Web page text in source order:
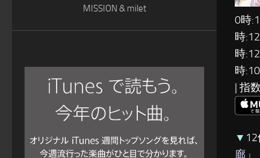
0時
時
時
時
| 指
▼
廊 」
MISSION & milet